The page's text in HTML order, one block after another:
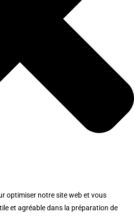
optimiser notre site web et vous
et agréable dans la préparation de